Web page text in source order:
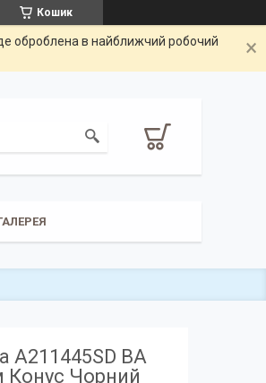
Кошик
оброблена в найближчий робочий
A211445SD BA
Конус Чорний